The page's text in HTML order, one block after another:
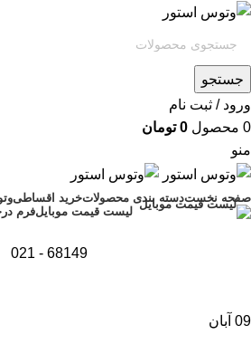
جستجو
ورود / ثبت نام
0 محصول 0 تومان
منو
صفحه نخستدسته بندی محصولاتخرید اقساطی
لیست قیمت موبایلفرم
68149 - 021
09 آبان